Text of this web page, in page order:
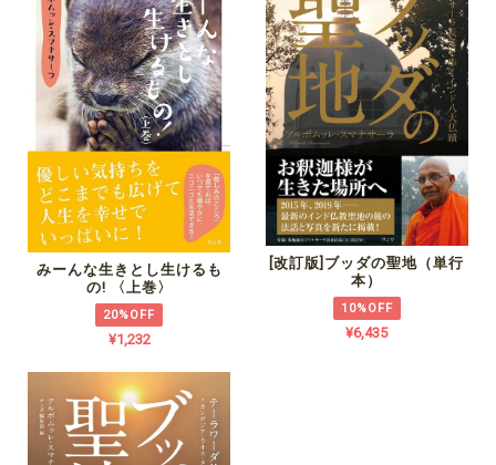
みーんな生きとし生けるも
の! 〈上巻〉
20%OFF
¥1,232
[改訂版]ブッダの聖地（単行
本）
10%OFF
¥6,435